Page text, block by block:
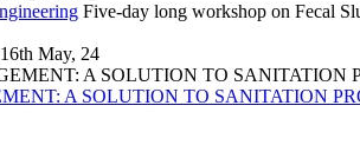
Five-day long workshop on Fecal
16th May, 24
A SOLUTION TO SANITATION